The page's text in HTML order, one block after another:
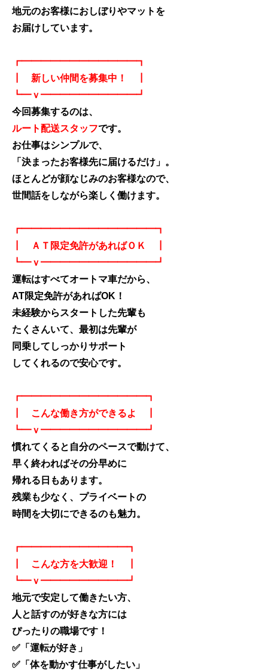
地元のお客様におしぼりやマットを
お届けしています。
┏━━━━━━━━━━━━┓
┃ 新しい仲間を募集中！ ┃
┗━ｖ━━━━━━━━━━┛
今回募集するのは、
ルート配送スタッフです。
お仕事はシンプルで、
「決まったお客様先に届けるだけ」。
ほとんどが顔なじみのお客様なので、
世間話をしながら楽しく働けます。
┏━━━━━━━━━━━━━━┓
┃ ＡＴ限定免許があればＯＫ ┃
┗━ｖ━━━━━━━━━━━━┛
運転はすべてオートマ車だから、
AT限定免許があればOK！
未経験からスタートした先輩も
たくさんいて、最初は先輩が
同乗してしっかりサポート
してくれるので安心です。
┏━━━━━━━━━━━━━┓
┃ こんな働き方ができるよ ┃
┗━ｖ━━━━━━━━━━━┛
慣れてくると自分のペースで動けて、
早く終わればその分早めに
帰れる日もあります。
残業も少なく、プライベートの
時間を大切にできるのも魅力。
┏━━━━━━━━━━━┓
┃ こんな方を大歓迎！ ┃
┗━ｖ━━━━━━━━━┛
地元で安定して働きたい方、
人と話すのが好きな方には
ぴったりの職場です！
✅「運転が好き」
✅「体を動かす仕事がしたい」